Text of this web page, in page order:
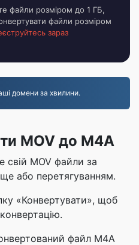
файли розміром до 1 ГБ,
файли розміром
зараз
домени за хвилини.
MOV до M4A
свій MOV файли за
або перетягуванням.
«Конвертувати», щоб
файл M4A